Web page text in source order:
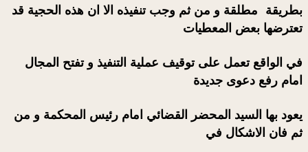
بطريقة مطلقة و من ثم وجب تنفيذه الا ان هذه الحجية قد
تعترضها بعض المعطيات
في الواقع تعمل على توقيف عملية التنفيذ و تفتح المجال
امام رفع دعوى جديدة
يعود بها السيد المحضر القضائي امام رئيس المحكمة و من
ثم فان الاشكال في